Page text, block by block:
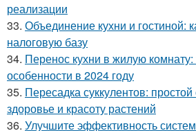
реализации
33. Объединение кухни и гостиной:
налоговую базу
34. Перенос кухни в жилую
особенности в 2024 году
35. Пересадка суккулентов:
здоровье и красоту растений
36. Улучшите эффективность